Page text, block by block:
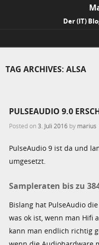
Der (IT)
TAG ARCHIVES:ALSA
PULSEAUDIO 9.0
Posted on3. Juli 2016 by marius
PulseAudio 9 ist da und
umgesetzt.
Sampleraten bis zu
Bislang hat PulseAudio
was ok ist, wenn man Hifi
kann man endlich richtig